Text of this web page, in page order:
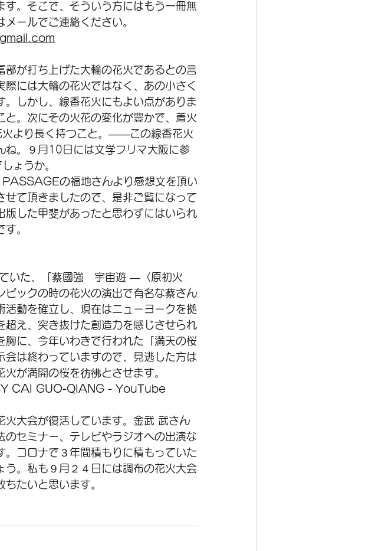
。そこで、そういう方にはもう一冊無
ールでご連絡ください。
が打ち上げた大輪の花火であるとの言
には大輪の花火ではなく、あの小さく
しかし、線香花火にもよい点がありま
。次にその火花の変化が豊かで、着火
火より長く持つこと。——この線香花火
ね。９月10日には文学フリマ大阪に参
ょうか。
て頂きましたので、是非ご覧になって
した甲斐があったと思わずにはいられ
。
ックの時の花火の演出で有名な蔡さん
動を確立し、現在はニューヨークを拠
超え、突き抜けた創造力を感じさせられ
に、今年いわきで行われた「満天の桜
は終わっていますので、見逃した方は
が満開の桜を彷彿とさせます。
CAI GUO-QIANG - YouTube
大会が復活しています。金武 武さん
セミナー、テレビやラジオへの出演な
コロナで３年間積もりに積もっていた
。私も９月２４日には調布の花火大会
たいと思います。